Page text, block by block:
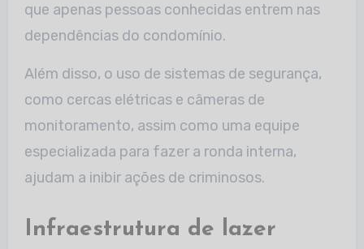
que apenas pessoas conhecidas entrem nas
dependências do condomínio.
Além disso, o uso de sistemas de segurança,
como cercas elétricas e câmeras de
monitoramento, assim como uma equipe
especializada para fazer a ronda interna,
ajudam a inibir ações de criminosos.
Infraestrutura de lazer